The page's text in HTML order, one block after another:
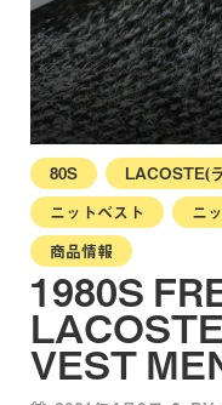
80S LACOSTE(
ニットベスト
ニ
商品情報
1980S
VEST